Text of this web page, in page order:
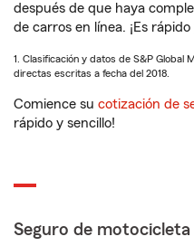
después de que haya
de carros en línea. ¡Es rápido
1. Clasificación y datos de S&P Global
directas escritas a fecha del 2018.
Comience su cotización de
rápido y sencillo!
Seguro de motocicleta